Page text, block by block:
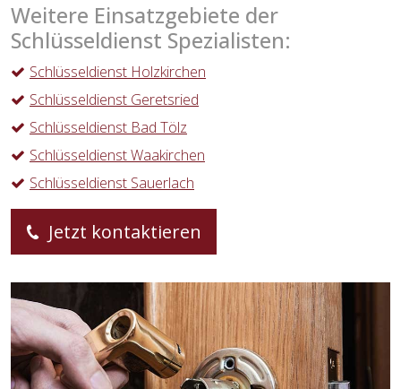
Weitere Einsatzgebiete der
Schlüsseldienst Spezialisten:
Schlüsseldienst Holzkirchen
Schlüsseldienst Geretsried
Schlüsseldienst Bad Tölz
Schlüsseldienst Waakirchen
Schlüsseldienst Sauerlach
Jetzt kontaktieren